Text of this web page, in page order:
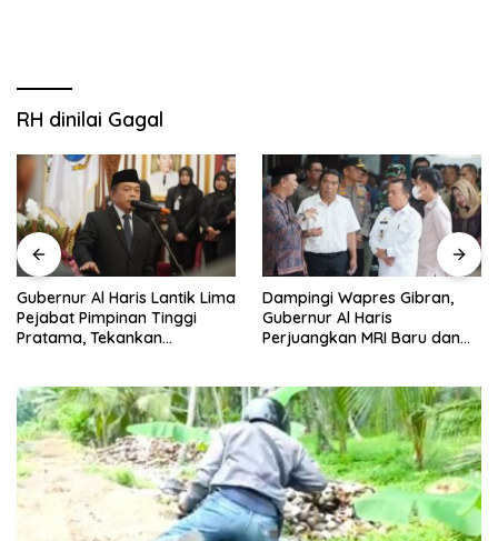
RH dinilai Gagal
Dampingi Wapres Gibran,
Gubernur Al Haris
Perjuangkan MRI Baru dan
Gubernur Al Haris Jawab
Pandangan Umum Fraksi
DPRD: Komitmen Perkuat